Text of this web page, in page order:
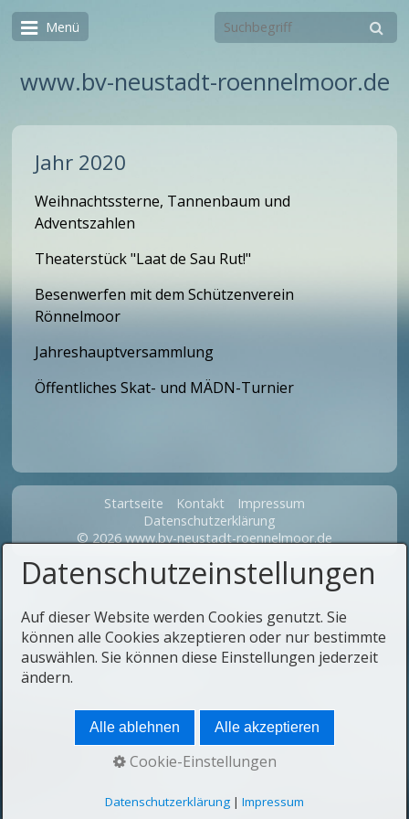
Menü
www.bv-neustadt-roennelmoor.de
Jahr 2020
Weihnachtssterne, Tannenbaum und
Adventszahlen
Theaterstück "Laat de Sau Rut!"
Besenwerfen mit dem Schützenverein
Rönnelmoor
Jahreshauptversammlung
Öffentliches Skat- und MÄDN-Turnier
Startseite Kontakt
Impressum
Datenschutzerklärung
© 2026 www.bv-neustadt-roennelmoor.de
Datenschutzeinstellungen
Auf dieser Website werden Cookies genutzt. Sie
können alle Cookies akzeptieren oder nur bestimmte
auswählen. Sie können diese Einstellungen jederzeit
ändern.
Alle ablehnen Alle akzeptieren
Cookie-Einstellungen
Datenschutzerklärung| Impressum